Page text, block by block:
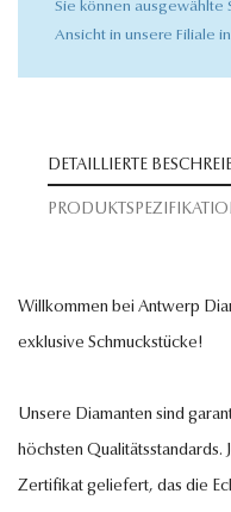
Sie können ausgewählte
Ansicht in unsere Filiale
DETAILLIERTE
Willkommen bei Antwerp
exklusive Schmuckstücke!
Unsere Diamanten sind
höchsten Qualitätsstandards.
Zertifikat geliefert, das die